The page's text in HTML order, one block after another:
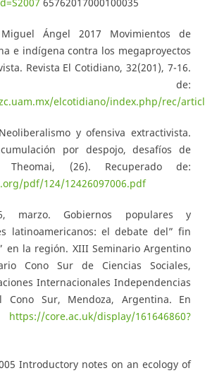
Ángel 2017 Movimientos de
e indígena contra los megaproyectos
Revista El Cotidiano, 32(201), 7-16.
de:
elcotidiano/index.php/rec/
y ofensiva extractivista.
por despojo, desafíos de
Theomai, (26). Recuperado de:
pdf/124/12426097006.pdf
marzo. Gobiernos populares y
latinoamericanos: el debate del” fin
en la región. XIII Seminario Argentino
Cono Sur de Ciencias Sociales,
Internacionales Independencias
Sur, Mendoza, Argentina. En
https://core.ac.uk/display/161646860?
Introductory notes on an ecology of